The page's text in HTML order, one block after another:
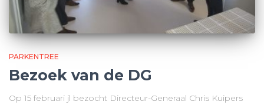
PARKENTREE
Bezoek van de DG
Op 15 februari jl bezocht Directeur-Generaal Chris Kuipers